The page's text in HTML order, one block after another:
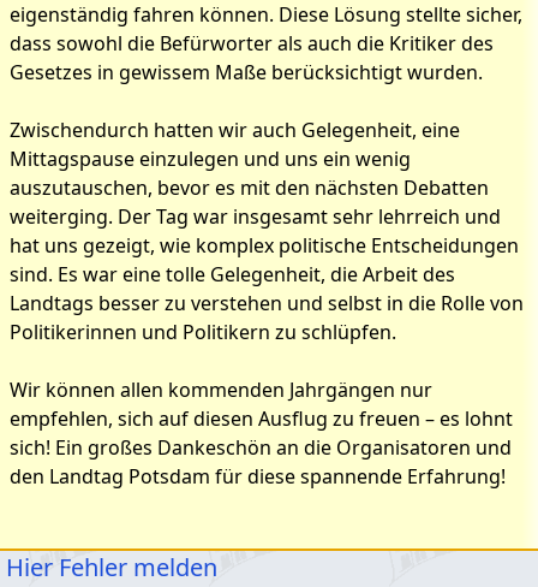
eigenständig fahren können. Diese Lösung stellte sicher,
dass sowohl die Befürworter als auch die Kritiker des
Gesetzes in gewissem Maße berücksichtigt wurden.
Zwischendurch hatten wir auch Gelegenheit, eine
Mittagspause einzulegen und uns ein wenig
auszutauschen, bevor es mit den nächsten Debatten
weiterging. Der Tag war insgesamt sehr lehrreich und
hat uns gezeigt, wie komplex politische Entscheidungen
sind. Es war eine tolle Gelegenheit, die Arbeit des
Landtags besser zu verstehen und selbst in die Rolle von
Politikerinnen und Politikern zu schlüpfen.
Wir können allen kommenden Jahrgängen nur
empfehlen, sich auf diesen Ausflug zu freuen – es lohnt
sich! Ein großes Dankeschön an die Organisatoren und
den Landtag Potsdam für diese spannende Erfahrung!
Hier Fehler melden